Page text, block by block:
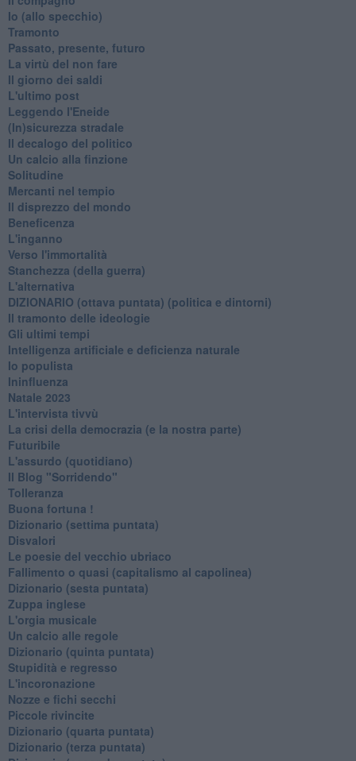
​Io (allo specchio)
Tramonto
Passato, presente, futuro
La virtù del non fare
Il giorno dei saldi
L'ultimo post
Leggendo l'Eneide
​(In)sicurezza stradale
Il decalogo del politico
Un calcio alla finzione
Solitudine
Mercanti nel tempio
Il disprezzo del mondo
Beneficenza
L'inganno
Verso l'immortalità
Stanchezza (della guerra)
L'alternativa
​DIZIONARIO (ottava puntata) (politica e dintorni)
Il tramonto delle ideologie
Gli ultimi tempi
Intelligenza artificiale e deficienza naturale
Io populista
Ininfluenza
Natale 2023
L'intervista tivvù
La crisi della democrazia (e la nostra parte)
Futuribile
L'assurdo (quotidiano)
Il Blog "Sorridendo"
Tolleranza
Buona fortuna !
​Dizionario (settima puntata)
Disvalori
Le poesie del vecchio ubriaco
Fallimento o quasi (capitalismo al capolinea)
Dizionario (sesta puntata)
Zuppa inglese
L'orgia musicale
Un calcio alle regole
Dizionario (quinta puntata)
Stupidità e regresso
L'incoronazione
Nozze e fichi secchi
Piccole rivincite
​Dizionario (quarta puntata)
​Dizionario (terza puntata)